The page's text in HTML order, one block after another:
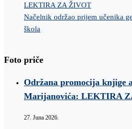
LEKTIRA ZA ŽIVOT
Načelnik održao prijem učenika
škola
Foto priče
Održana promocija knjige
Marijanovića: LEKTIRA
27. Juna 2026.